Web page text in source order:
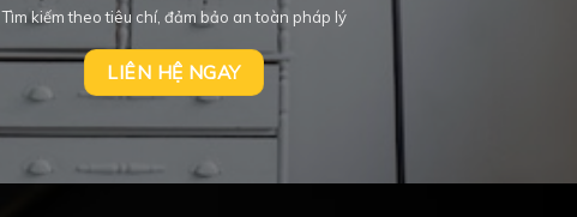
Tìm kiếm theo tiêu chí, đảm bảo an toàn pháp lý
LIÊN HỆ NGAY